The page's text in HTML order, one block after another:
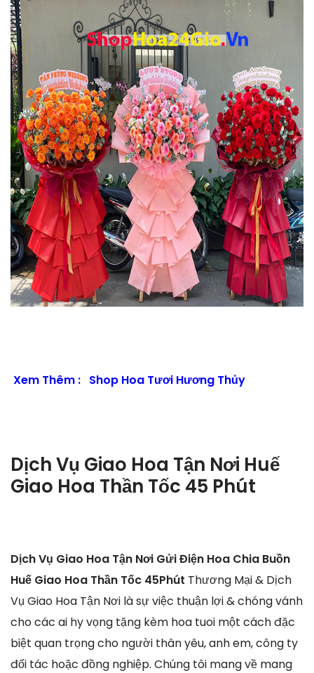
Xem Thêm : Shop Hoa Tươi Hương Thủy
Dịch Vụ Giao Hoa Tận Nơi Huế
Giao Hoa Thần Tốc 45 Phút
Dịch Vụ Giao Hoa Tận Nơi Gửi Điện Hoa Chia Buồn
Huế Giao Hoa Thần Tốc 45Phút Thương Mại & Dịch
Vụ Giao Hoa Tận Nơi là sự việc thuận lợi & chóng vánh
cho các ai hy vọng tặng kèm hoa tuoi một cách đặc
biệt quan trọng cho người thân yêu, anh em, công ty
đối tác hoặc đồng nghiệp. Chúng tôi mang về mang